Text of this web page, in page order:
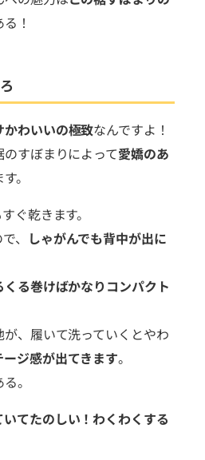
！
わいいの極致なんですよ！
すぼまりによって愛嬌のあ
。
ぐ乾きます。
、 しゃがんでも背中が出に
る巻けばかなりコンパクト
、履いて洗っていくとやわ
ージ感が出てきます。
。
てたのしい！わくわくする